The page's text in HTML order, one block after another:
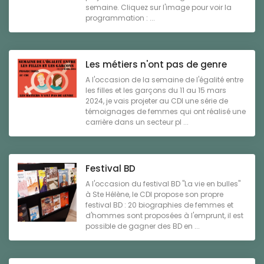
semaine. Cliquez sur l'image pour voir la
programmation : ...
Les métiers n'ont pas de genre
A l'occasion de la semaine de l'égalité entre
les filles et les garçons du 11 au 15 mars
2024, je vais projeter au CDI une série de
témoignages de femmes qui ont réalisé une
carrière dans un secteur pl ...
Festival BD
A l'occasion du festival BD "La vie en bulles"
à Ste Hélène, le CDI propose son propre
festival BD : 20 biographies de femmes et
d'hommes sont proposées à l'emprunt, il est
possible de gagner des BD en ...